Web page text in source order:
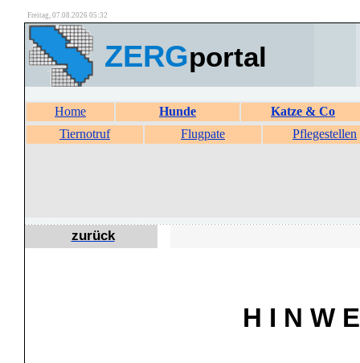
Freitag, 07.08.2026 05:32
ZERGportal
Home Hunde
Katze & Co
Tiernotruf
Flugpate Pflegestellen
zurück
H I N W